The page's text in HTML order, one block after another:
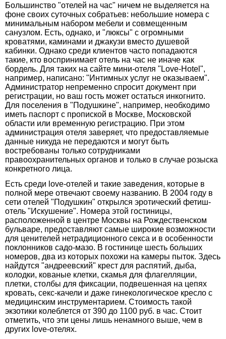
Большинство "отелей на час" ничем не выделяется на
фоне своих суточных собратьев: небольшие номера с
минимальным набором мебели и совмещенным
санузлом. Есть, однако, и "люксы" с огромными
кроватями, каминами и джакузи вместо душевой
кабинки. Однако среди клиентов часто попадаются
такие, кто воспринимает отель на час не иначе как
бордель. Для таких на сайте мини-отеля "Love-Hotel",
например, написано: "Интимных услуг не оказываем".
Администратор непременно спросит документ при
регистрации, но ваш гость может остаться инкогнито.
Для поселения в "Подушкине", например, необходимо
иметь паспорт с пропиской в Москве, Московской
области или временную регистрацию. При этом
администрация отеля заверяет, что предоставляемые
данные никуда не передаются и могут быть
востребованы только сотрудниками
правоохранительных органов и только в случае розыска
конкретного лица.
Есть среди love-отелей и такие заведения, которые в
полной мере отвечают своему названию. В 2004 году в
сети отелей "Подушкин" открылся эротический фетиш-
отель "Искушение". Номера этой гостиницы,
расположенной в центре Москвы на Рождественском
бульваре, предоставляют самые широкие возможности
для ценителей нетрадиционного секса и в особенности
поклонников садо-мазо. В гостинице шесть больших
номеров, два из которых похожи на камеры пыток. Здесь
найдутся "андреевский" крест для распятий, дыба,
колодки, кованые клетки, скамья для флагелляции,
плетки, столбы для фиксации, подвешенная на цепях
кровать, секс-качели и даже гинекологическое кресло с
медицинским инструментарием. Стоимость такой
экзотики колеблется от 390 до 1100 руб. в час. Стоит
отметить, что эти цены лишь ненамного выше, чем в
других love-отелях.